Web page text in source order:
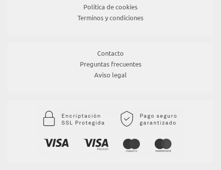
Política de cookies
Terminos y condiciones
Contacto
Preguntas frecuentes
Aviso legal